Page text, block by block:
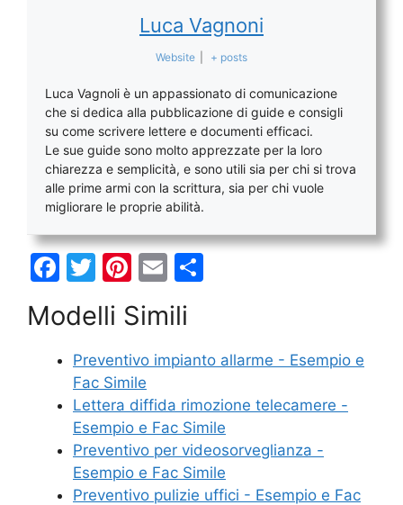
Luca Vagnoni
Website + posts
Luca Vagnoli è un appassionato di comunicazione
che si dedica alla pubblicazione di guide e consigli
su come scrivere lettere e documenti efficaci.
Le sue guide sono molto apprezzate per la loro
chiarezza e semplicità, e sono utili sia per chi si trova
alle prime armi con la scrittura, sia per chi vuole
migliorare le proprie abilità.
F
c
e
b
o
o
k
T
w
itt
er
Pi
nt
er
e
st
E
m
ai
l
di
di
Modelli Simili
Preventivo impianto allarme - Esempio e
Fac Simile
Lettera diffida rimozione telecamere -
Esempio e Fac Simile
Preventivo per videosorveglianza -
Esempio e Fac Simile
Preventivo pulizie uffici - Esempio e Fac